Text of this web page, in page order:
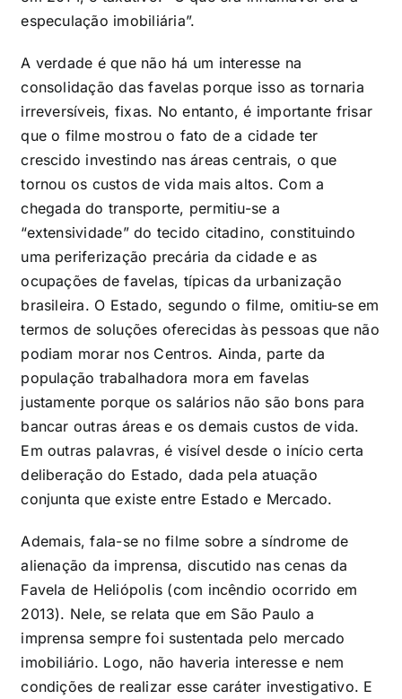
especulação imobiliária”.
A verdade é que não há um interesse na
consolidação das favelas porque isso as tornaria
irreversíveis, fixas. No entanto, é importante frisar
que o filme mostrou o fato de a cidade ter
crescido investindo nas áreas centrais, o que
tornou os custos de vida mais altos. Com a
chegada do transporte, permitiu-se a
“extensividade” do tecido citadino, constituindo
uma periferização precária da cidade e as
ocupações de favelas, típicas da urbanização
brasileira. O Estado, segundo o filme, omitiu-se em
termos de soluções oferecidas às pessoas que não
podiam morar nos Centros. Ainda, parte da
população trabalhadora mora em favelas
justamente porque os salários não são bons para
bancar outras áreas e os demais custos de vida.
Em outras palavras, é visível desde o início certa
deliberação do Estado, dada pela atuação
conjunta que existe entre Estado e Mercado.
Ademais, fala-se no filme sobre a síndrome de
alienação da imprensa, discutido nas cenas da
Favela de Heliópolis (com incêndio ocorrido em
2013). Nele, se relata que em São Paulo a
imprensa sempre foi sustentada pelo mercado
imobiliário. Logo, não haveria interesse e nem
condições de realizar esse caráter investigativo. E